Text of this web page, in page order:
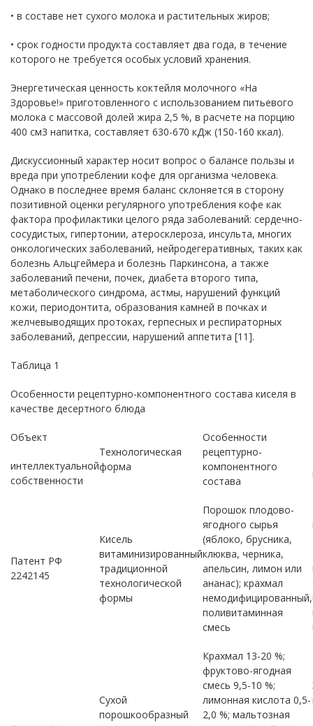
• в составе нет сухого молока и растительных жиров;
• срок годности продукта составляет два года, в течение
которого не требуется особых условий хранения.
Энергетическая ценность коктейля молочного «На
Здоровье!» приготовленного с использованием питьевого
молока с массовой долей жира 2,5 %, в расчете на порцию
400 см3 напитка, составляет 630-670 кДж (150-160 ккал).
Дискуссионный характер носит вопрос о балансе пользы и
вреда при употреблении кофе для организма человека.
Однако в последнее время баланс склоняется в сторону
позитивной оценки регулярного употребления кофе как
фактора профилактики целого ряда заболеваний: сердечно-
сосудистых, гипертонии, атеросклероза, инсульта, многих
онкологических заболеваний, нейродегеративных, таких как
болезнь Альцгеймера и болезнь Паркинсона, а также
заболеваний печени, почек, диабета второго типа,
метаболического синдрома, астмы, нарушений функций
кожи, периодонтита, образования камней в почках и
желчевыводящих протоках, герпесных и респираторных
заболеваний, депрессии, нарушений аппетита [11].
Таблица 1
Особенности рецептурно-компонентного состава киселя в
качестве десертного блюда
Объект
интеллектуальной
собственности
Технологическая
форма
Особенности
рецептурно-
компонентного
состава
Патент РФ
2242145
Кисель
витаминизированный
традиционной
технологической
формы
Порошок плодово-
ягодного сырья
(яблоко, брусника,
клюква, черника,
апельсин, лимон или
ананас); крахмал
немодифицированный,
поливитаминная
смесь
Сухой
порошкообразный
Крахмал 13-20 %;
фруктово-ягодная
смесь 9,5-10 %;
лимонная кислота 0,5-
2,0 %; мальтозная